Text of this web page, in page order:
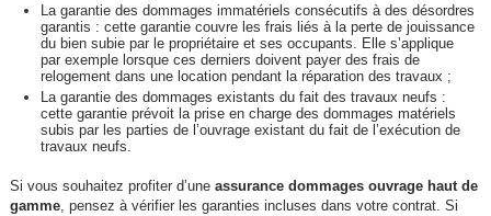
La garantie des dommages immatériels consécutifs à des désordres
garantis : cette garantie couvre les frais liés à la perte de jouissance
du bien subie par le propriétaire et ses occupants. Elle s’applique
par exemple lorsque ces derniers doivent payer des frais de
relogement dans une location pendant la réparation des travaux ;
La garantie des dommages existants du fait des travaux neufs :
cette garantie prévoit la prise en charge des dommages matériels
subis par les parties de l’ouvrage existant du fait de l’exécution de
travaux neufs.
Si vous souhaitez profiter d’une assurance dommages ouvrage haut de
gamme, pensez à vérifier les garanties incluses dans votre contrat. Si